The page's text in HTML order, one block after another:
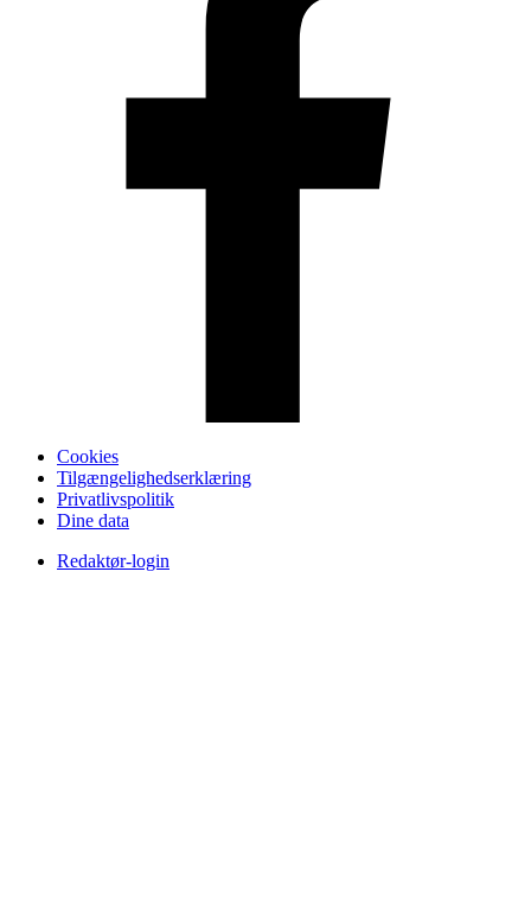
Cookies
Tilgængelighedserklæring
Privatlivspolitik
Dine data
Redaktør-login